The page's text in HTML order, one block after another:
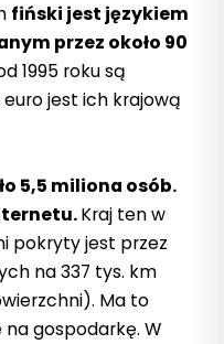
fiński jest językiem
przez około 90
1995 roku są
euro jest ich krajową
5,5 miliona osób.
Kraj ten w
pokryty jest przez
na 337 tys. km
Ma to
na gospodarkę. W